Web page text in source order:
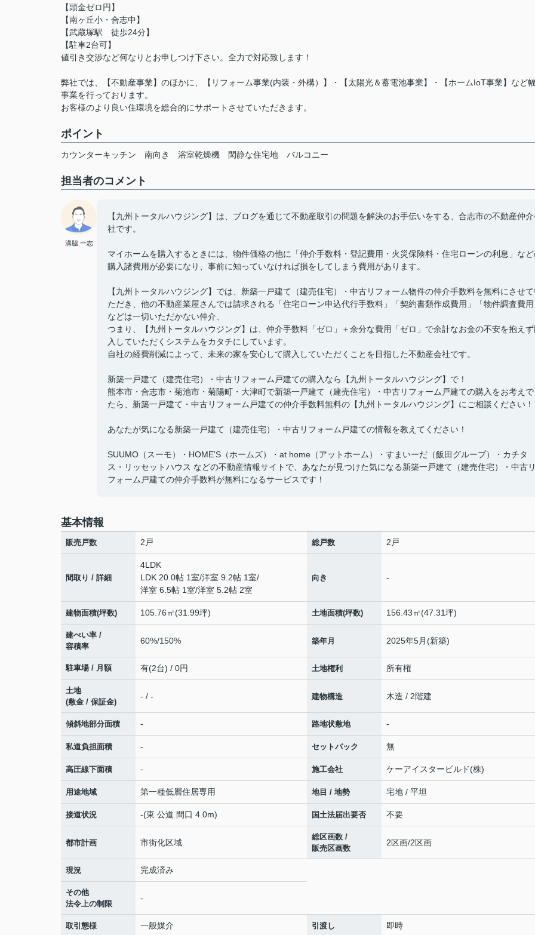
【頭金ゼロ円】
【南ヶ丘小・合志中】
【武蔵塚駅 徒歩24分】
【駐車2台可】
値引き交渉など何なりとお申しつけ下さい。全力で対応致します！
弊社では、【不動産事業】のほかに、【リフォーム事業(内装・外構）】・【太陽光＆蓄電池事業】・【ホームIoT事業】など
事業を行っております。
お客様のより良い住環境を総合的にサポートさせていただきます。
ポイント
カウンターキッチン 南向き 浴室乾燥機 閑静な住宅地 バルコニー
担当者のコメント
溝脇 一志
【九州トータルハウジング】は、ブログを通じて不動産取引の問題を解決のお手伝いをする、合志市の不動産仲
社です。
マイホームを購入するときには、物件価格の他に「仲介手数料・登記費用・火災保険料・住宅ローンの利息」な
購入諸費用が必要になり、事前に知っていなければ損をしてしまう費用があります。
【九州トータルハウジング】では、新築一戸建て（建売住宅）・中古リフォーム物件の仲介手数料を無料にさせ
ただき、他の不動産業屋さんでは請求される「住宅ローン申込代行手数料」「契約書類作成費用」「物件調査費
などは一切いただかない仲介、
つまり、【九州トータルハウジング】は、仲介手数料「ゼロ」＋余分な費用「ゼロ」で余計なお金の不安を抱え
入していただくシステムをカタチにしています。
自社の経費削減によって、未来の家を安心して購入していただくことを目指した不動産会社です。
新築一戸建て（建売住宅）・中古リフォーム戸建ての購入なら【九州トータルハウジング】で！
熊本市・合志市・菊池市・菊陽町・大津町で新築一戸建て（建売住宅）・中古リフォーム戸建ての購入をお考え
たら、新築一戸建て・中古リフォーム戸建ての仲介手数料無料の【九州トータルハウジング】にご相談ください！
あなたが気になる新築一戸建て（建売住宅）・中古リフォーム戸建ての情報を教えてください！
SUUMO（スーモ）・HOME'S（ホームズ）・at home（アットホーム）・すまいーだ（飯田グループ）・カチタ
ス・リッセットハウス などの不動産情報サイトで、あなたが見つけた気になる新築一戸建て（建売住宅）・中古
フォーム戸建ての仲介手数料が無料になるサービスです！
基本情報
販売戸数 2戸 総戸数 2戸
間取り / 詳細
4LDK
LDK 20.0帖 1室/洋室 9.2帖 1室/
洋室 6.5帖 1室/洋室 5.2帖 2室
向き -
建物面積(坪数) 105.76㎡(31.99坪) 土地面積(坪数) 156.43㎡(47.31坪)
建ぺい率 /
容積率
60%/150% 築年月 2025年5月(新築)
駐車場 / 月額 有(2台) / 0円 土地権利 所有権
土地
(敷金 / 保証金)
- / - 建物構造 木造 / 2階建
傾斜地部分面積 - 路地状敷地 -
私道負担面積 - セットバック 無
高圧線下面積 - 施工会社 ケーアイスタービルド(株)
用途地域 第一種低層住居専用 地目 / 地勢 宅地 / 平坦
接道状況 -(東 公道 間口 4.0m) 国土法届出要否 不要
都市計画 市街化区域
総区画数 /
販売区画数
2区画/2区画
現況 完成済み
その他
法令上の制限
-
取引態様 一般媒介 引渡し 即時